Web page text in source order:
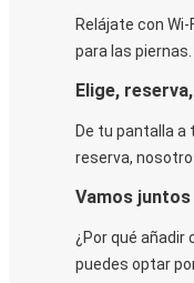
Relájate con
para las
Elige, reserva,
De tu pantalla a
reserva,
Vamos juntos
¿Por qué añadir
puedes optar